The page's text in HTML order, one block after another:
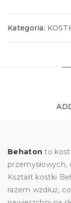
Kategoria:
Behaton to
Kształt kostki
razem wzdłuż,